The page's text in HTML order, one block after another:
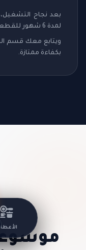
بعد نجاح
لمدة 6 شهور للقطعة المستبدلة.
ويتابع معك قسم
بكفاءة ممتازة.